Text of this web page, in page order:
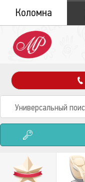
Коломна